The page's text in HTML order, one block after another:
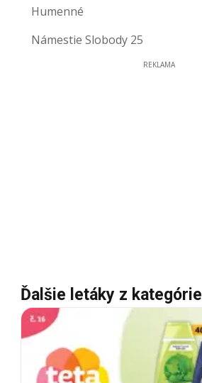
Humenné
Námestie Slobody 25
REKLAMA
Ďalšie letáky z kategórie